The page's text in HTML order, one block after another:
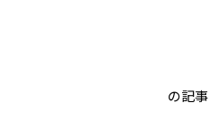
ザキ
の記